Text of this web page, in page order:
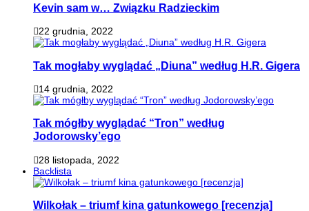
Kevin sam w… Związku Radzieckim
22 grudnia, 2022
Tak mogłaby wyglądać „Diuna” według H.R. Gigera
14 grudnia, 2022
Tak mógłby wyglądać “Tron” według
Jodorowsky’ego
28 listopada, 2022
Backlista
Wilkołak – triumf kina gatunkowego [recenzja]